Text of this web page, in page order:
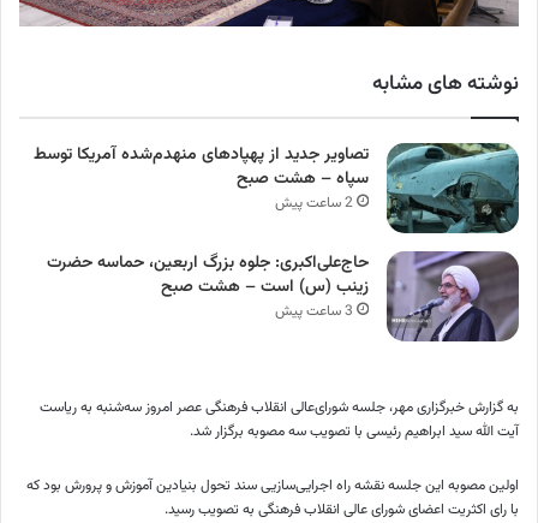
نوشته های مشابه
تصاویر جدید از پهپادهای منهدم‌شده آمریکا توسط
سپاه – هشت صبح
2 ساعت پیش
حاج‌علی‌اکبری: جلوه بزرگ اربعین، حماسه حضرت
زینب (س) است – هشت صبح
3 ساعت پیش
به گزارش خبرگزاری مهر، جلسه شورای‌عالی انقلاب فرهنگی عصر امروز سه‌شنبه به ریاست
آیت الله سید ابراهیم رئیسی با تصویب سه مصوبه برگزار شد.
اولین مصوبه این جلسه نقشه راه اجرایی‌سازیی سند تحول بنیادین آموزش و پرورش بود که
با رای اکثریت اعضای شورای عالی انقلاب فرهنگی به تصویب رسید.